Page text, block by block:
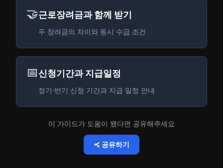
🤝근로장려금과 함께 받기
두 장려금의 차이와 동시 수급 조건
📅신청기간과 지급일정
정기·반기 신청 기간과 지급 일정 안내
이 가이드가 도움이 됐다면 공유해주세요
공유하기